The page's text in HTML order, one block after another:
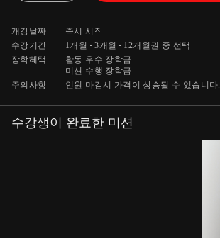
개강날짜
즉시 시작
수강기간
1개월 3개월 12개월 권 중 선택
장학혜택
활동 우수 장학금
미션 수행 장학금
주의사항
인원 마감시 가격이 상승될 수 있습니다.
수강생이 완료한 미션